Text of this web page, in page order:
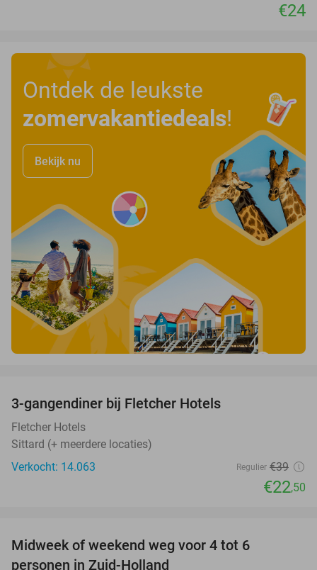
€24
Ontdek de leukste
zomervakantiedeals!
Bekijk nu
3-gangendiner bij Fletcher Hotels
Fletcher Hotels
Sittard (+ meerdere locaties)
Verkocht: 14.063
Regulier €39
€22,50
Midweek of weekend weg voor 4 tot 6
personen in Zuid-Holland